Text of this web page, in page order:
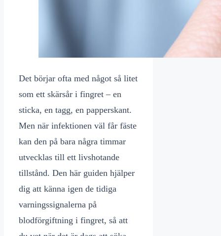
Det börjar ofta med något så litet
som ett skärsår i fingret – en
sticka, en tagg, en papperskant.
Men när infektionen väl får fäste
kan den på bara några timmar
utvecklas till ett livshotande
tillstånd. Den här guiden hjälper
dig att känna igen de tidiga
varningssignalerna på
blodförgiftning i fingret, så att